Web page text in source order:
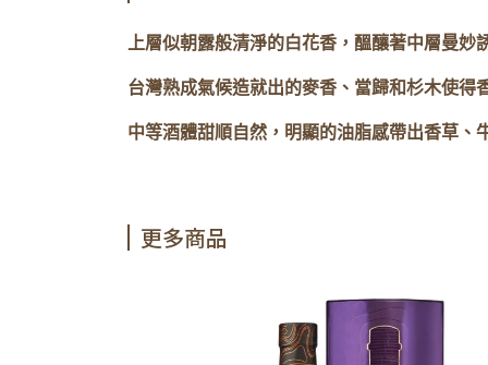
上層似朝露般清淨的白花香，醞釀著中層曼
台灣熟成氣候造就出的麥香、當歸和杉木使得
中等酒體甜順自然，明顯的油脂感帶出香草、
更多商品